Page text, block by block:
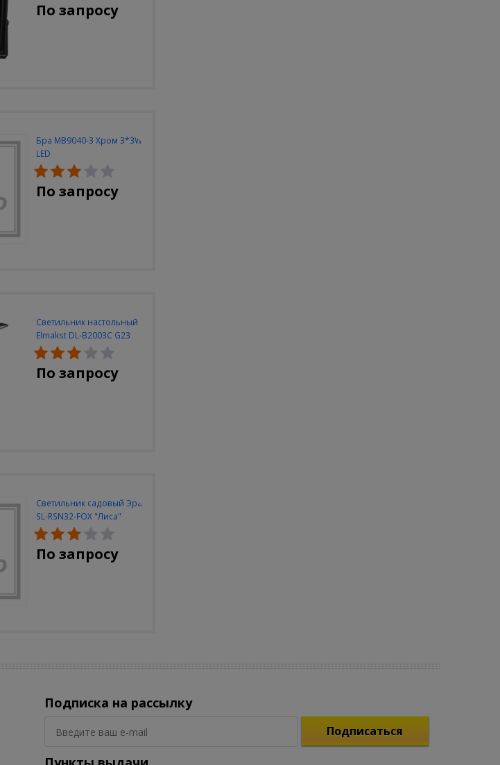
По запросу
Бра MB9040-3 Хром 3*3W
LED
По запросу
Светильник настольный
Elmakst DL-B2003C G23
черный струбцина
По запросу
Светильник садовый Эра
SL-RSN32-FOX "Лиса"
солн.бат, полистоун,
цветной, 32 см
По запросу
Подписка на рассылку
Подписаться